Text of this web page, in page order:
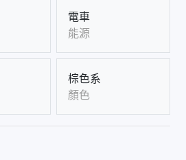
電車
能源
棕色系
顏色